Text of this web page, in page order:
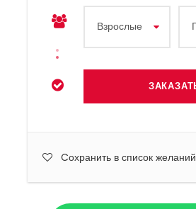
Cохранить в список желаний